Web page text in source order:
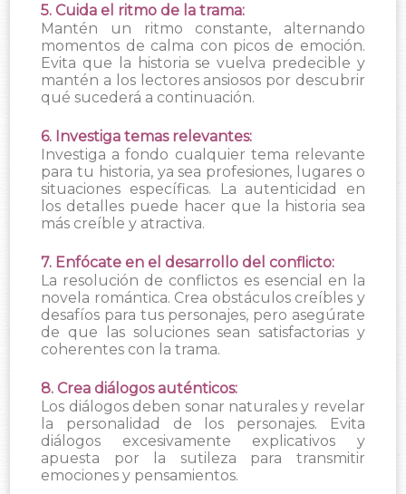
5. Cuida el ritmo de la trama:
Mantén un ritmo constante, alternando
momentos de calma con picos de emoción.
Evita que la historia se vuelva predecible y
mantén a los lectores ansiosos por descubrir
qué sucederá a continuación.
6. Investiga temas relevantes:
Investiga a fondo cualquier tema relevante
para tu historia, ya sea profesiones, lugares o
situaciones específicas. La autenticidad en
los detalles puede hacer que la historia sea
más creíble y atractiva.
7. Enfócate en el desarrollo del conflicto:
La resolución de conflictos es esencial en la
novela romántica. Crea obstáculos creíbles y
desafíos para tus personajes, pero asegúrate
de que las soluciones sean satisfactorias y
coherentes con la trama.
8. Crea diálogos auténticos:
Los diálogos deben sonar naturales y revelar
la personalidad de los personajes. Evita
diálogos excesivamente explicativos y
apuesta por la sutileza para transmitir
emociones y pensamientos.